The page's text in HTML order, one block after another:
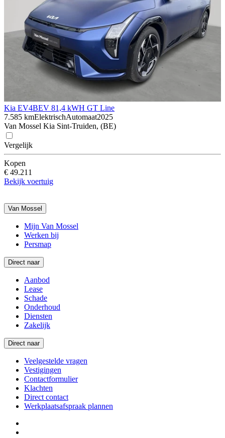
Kia EV4BEV 81,4 kWH GT Line
7.585 kmElektrischAutomaat2025
Van Mossel Kia Sint-Truiden, (BE)
Vergelijk
Kopen
€ 49.211
Bekijk voertuig
Van Mossel
Mijn Van Mossel
Werken bij
Persmap
Direct naar
Aanbod
Lease
Schade
Onderhoud
Diensten
Zakelijk
Direct naar
Veelgestelde vragen
Vestigingen
Contactformulier
Klachten
Direct contact
Werkplaatsafspraak plannen